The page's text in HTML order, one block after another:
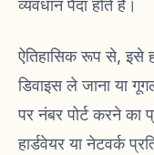
व्यवधान पैदा होते हैं।
ऐतिहासिक रूप से, इसे
डिवाइस ले जाना या
पर नंबर पोर्ट करने का
हार्डवेयर या नेटवर्क